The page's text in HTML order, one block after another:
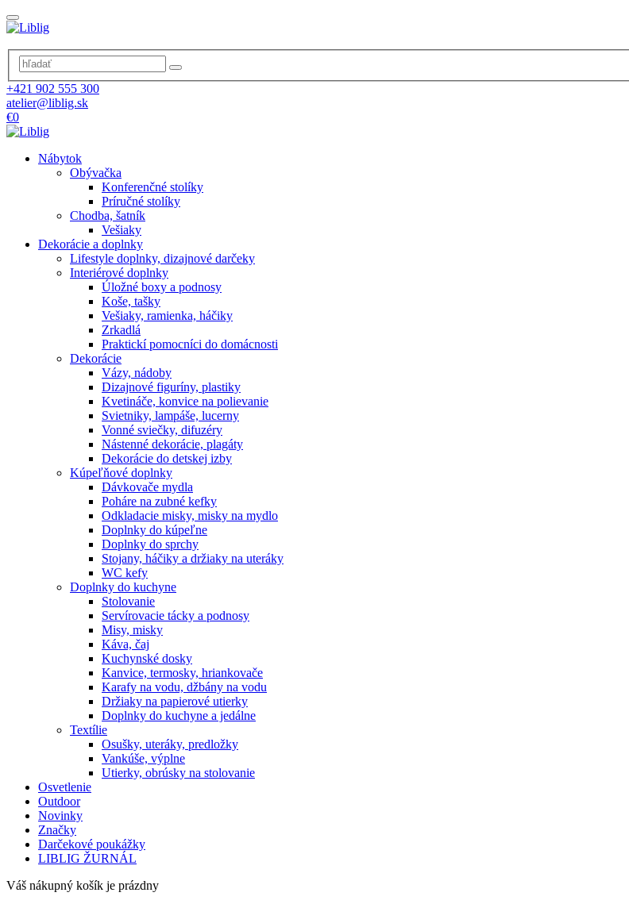
+421 902 555 300
atelier@liblig.sk
€0
Nábytok
Obývačka
Konferenčné stolíky
Príručné stolíky
Chodba, šatník
Vešiaky
Dekorácie a doplnky
Lifestyle doplnky, dizajnové darčeky
Interiérové doplnky
Úložné boxy a podnosy
Koše, tašky
Vešiaky, ramienka, háčiky
Zrkadlá
Praktickí pomocníci do domácnosti
Dekorácie
Vázy, nádoby
Dizajnové figuríny, plastiky
Kvetináče, konvice na polievanie
Svietniky, lampáše, lucerny
Vonné sviečky, difuzéry
Nástenné dekorácie, plagáty
Dekorácie do detskej izby
Kúpeľňové doplnky
Dávkovače mydla
Poháre na zubné kefky
Odkladacie misky, misky na mydlo
Doplnky do kúpeľne
Doplnky do sprchy
Stojany, háčiky a držiaky na uteráky
WC kefy
Doplnky do kuchyne
Stolovanie
Servírovacie tácky a podnosy
Misy, misky
Káva, čaj
Kuchynské dosky
Kanvice, termosky, hriankovače
Karafy na vodu, džbány na vodu
Držiaky na papierové utierky
Doplnky do kuchyne a jedálne
Textílie
Osušky, uteráky, predložky
Vankúše, výplne
Utierky, obrúsky na stolovanie
Osvetlenie
Outdoor
Novinky
Značky
Darčekové poukážky
LIBLIG ŽURNÁL
Váš nákupný košík je prázdny